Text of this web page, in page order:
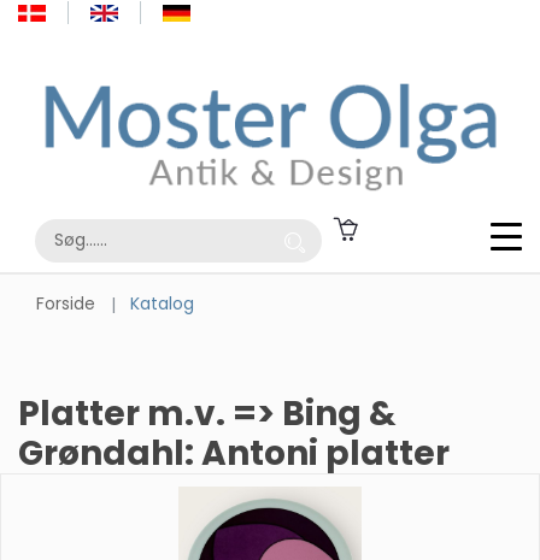
Forside Katalog
Platter m.v. => Bing &
Grøndahl: Antoni platter